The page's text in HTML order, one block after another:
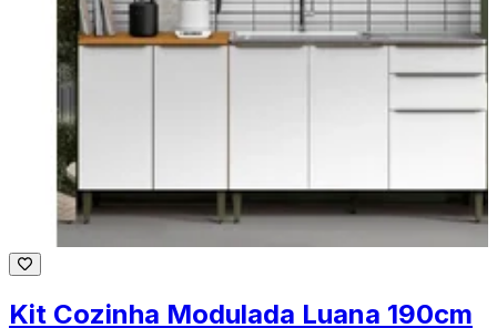
Kit Cozinha Modulada Luana 190cm